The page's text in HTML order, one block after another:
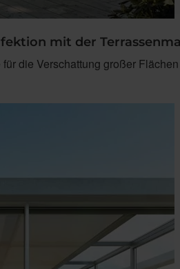
mit der
die Verschattung großer